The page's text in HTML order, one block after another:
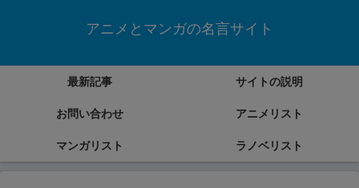
アニメとマンガの名言サイト
最新記事 サイトの説明
お問い合わせ アニメリスト
マンガリスト ラノベリスト